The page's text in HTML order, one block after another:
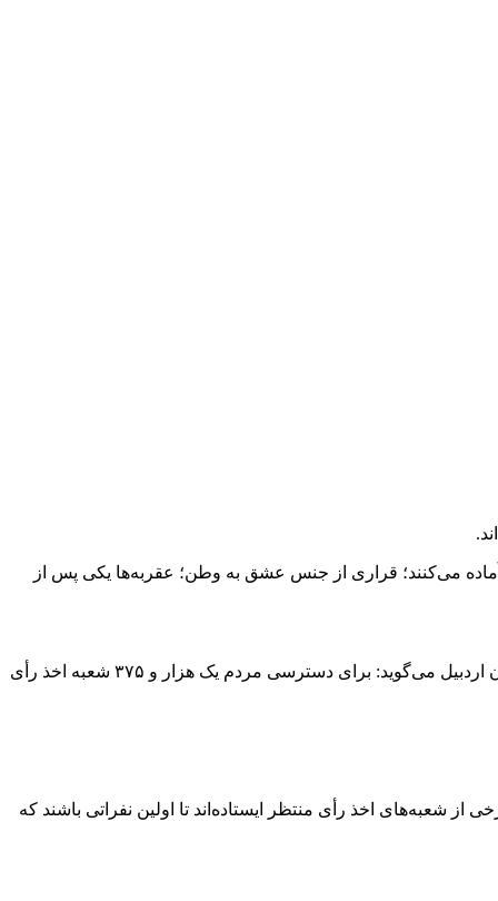
می‌کنند؛ قراری از جنس عشق به وطن؛ عقربه‌ها یکی پس از
طبق آمار در انتخابات ریاست‌جمهوری بیش از یک میلیون نفر از مردم استان اردبیل واجد شرایط رأی‌دادن هستند که دبیر ستاد انتخابات استان اردبیل می‌گوید: برای دسترسی مردم یک هزار و ۳۷۵ شعبه اخذ رأی
شعبه‌های اخذ رأی منتظر ایستاده‌اند تا اولین نفراتی باشند که